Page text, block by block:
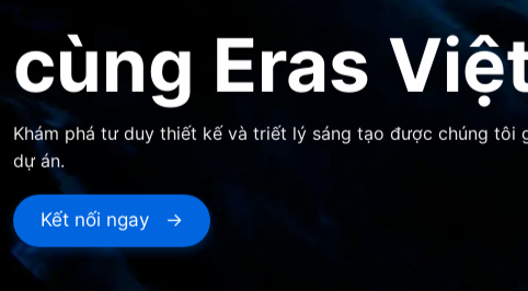
cùng Eras
Khám phá tư duy thiết kế và triết lý sáng tạo được chúng tôi
dự án.
Kết nối ngay →